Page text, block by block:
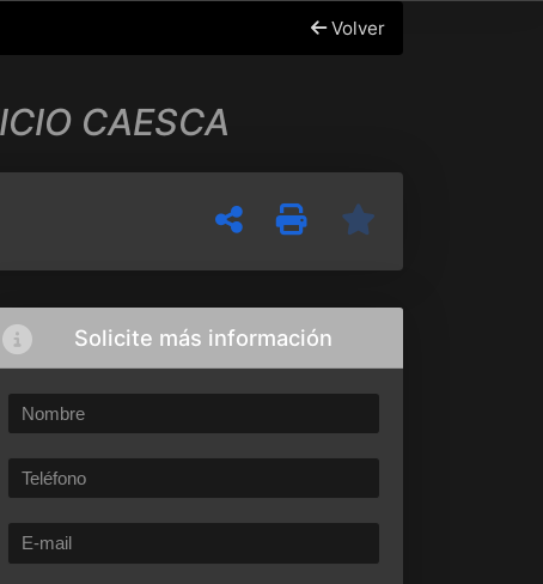
Volver
CAESCA
Solicite más información